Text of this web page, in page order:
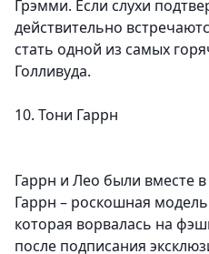
Грэмми. Если слухи
действительно
стать одной из самых
Голливуда.
10. Тони Гаррн
Гаррн и Лео были вместе в
Гаррн – роскошная
которая ворвалась на
после подписания